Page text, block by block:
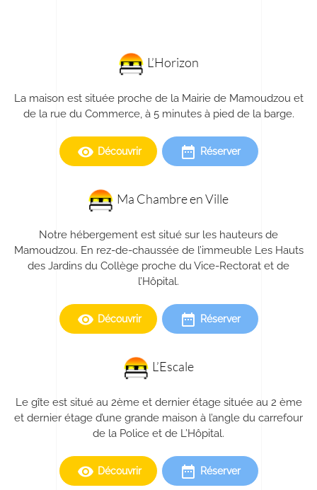
L’Horizon
La maison est située proche de la Mairie de Mamoudzou et
de la rue du Commerce, à 5 minutes à pied de la barge.
remove_red_eye Découvrir date_range Réserver
Ma Chambre en Ville
Notre hébergement est situé sur les hauteurs de
Mamoudzou. En rez-de-chaussée de l’immeuble Les Hauts
des Jardins du Collège proche du Vice-Rectorat et de
l’Hôpital.
remove_red_eye Découvrir date_range Réserver
L’Escale
Le gîte est situé au 2ème et dernier étage située au 2 ème
et dernier étage d’une grande maison à l’angle du carrefour
de la Police et de L’Hôpital.
remove_red_eye Découvrir date_range Réserver